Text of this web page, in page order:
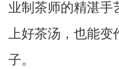
业制茶师的精湛手
上好茶汤，也能变
子。